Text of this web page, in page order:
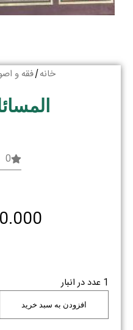
خانه/فقه و
0
1 عدد در انبار
افزودن به سبد خرید